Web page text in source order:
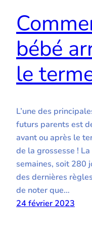
bébé
le
L’une des
futurs parents est
avant ou après le
de la grossesse !
semaines, soit 280
des dernières
de noter que…
24 février 2023